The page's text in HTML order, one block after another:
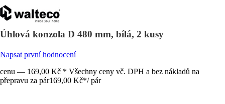
Úhlová konzola D 480 mm, bílá, 2 kusy
Napsat první hodnocení
cenu — 169,00 Kč * Všechny ceny vč. DPH a bez nákladů na
přepravu za pár169,00 Kč*/ pár